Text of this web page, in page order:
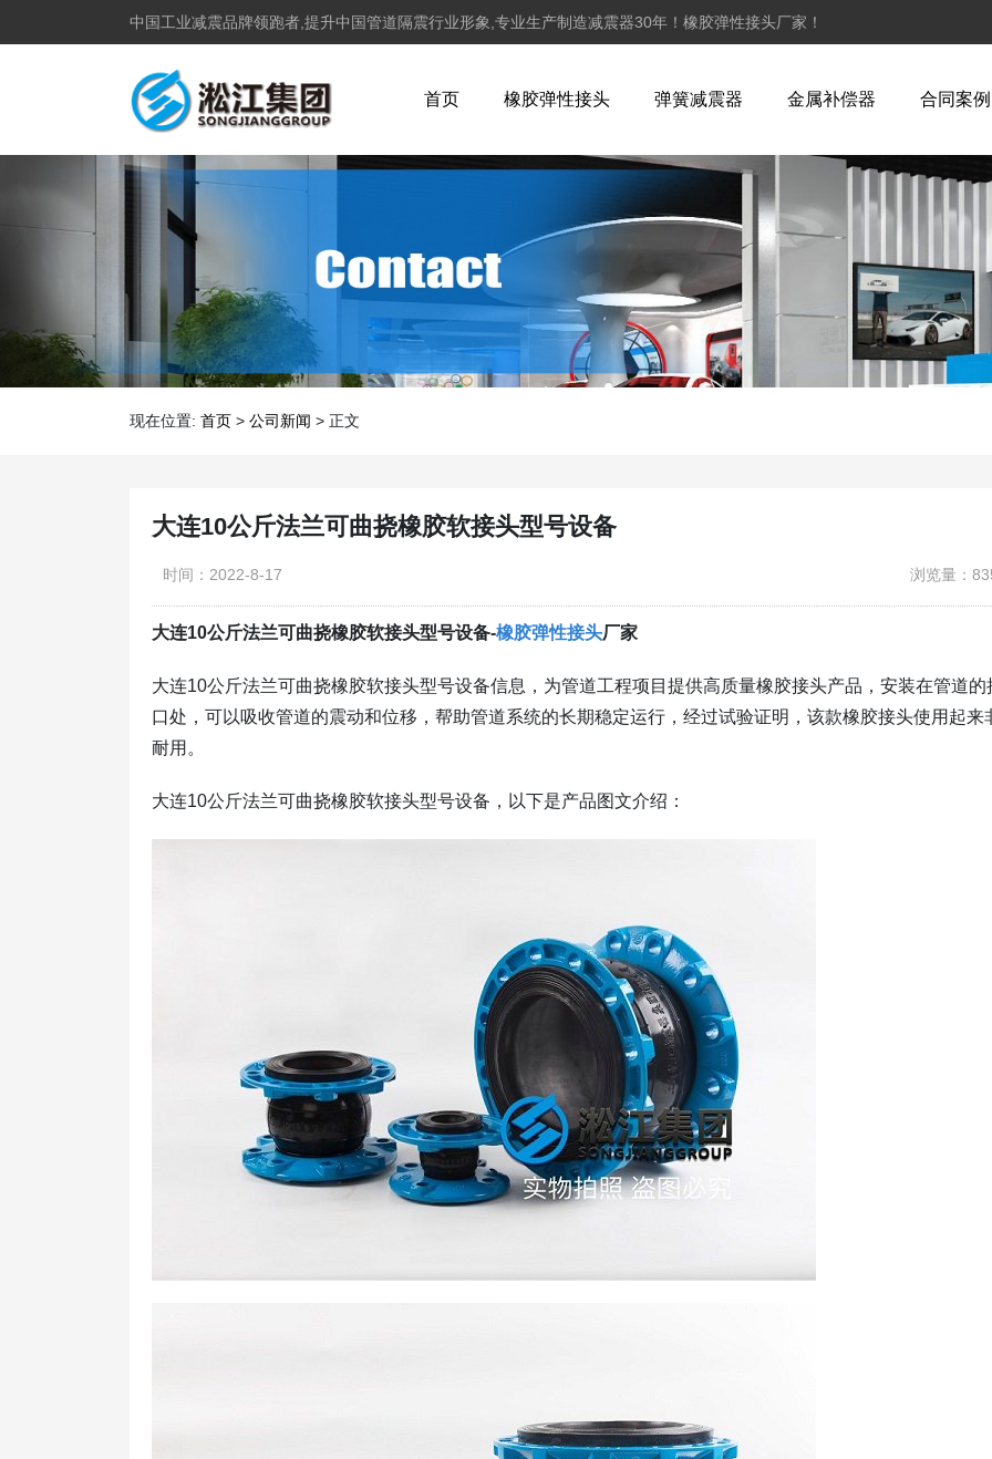
中国工业减震品牌领跑者,提升中国管道隔震行业形象,专业生产制造减震器30年！橡胶弹性接头厂家！
首页 橡胶弹性接头 弹簧减震器 金属补偿器 合同案例
现在位置: 首页 > 公司新闻 > 正文
大连10公斤法兰可曲挠橡胶软接头型号设备
时间：2022-8-17 浏览量：
大连10公斤法兰可曲挠橡胶软接头型号设备-橡胶弹性接头厂家
大连10公斤法兰可曲挠橡胶软接头型号设备信息，为管道工程项目提供高质量橡胶接头产品，安装在管道的
口处，可以吸收管道的震动和位移，帮助管道系统的长期稳定运行，经过试验证明，该款橡胶接头使用起来
耐用。
大连10公斤法兰可曲挠橡胶软接头型号设备，以下是产品图文介绍：